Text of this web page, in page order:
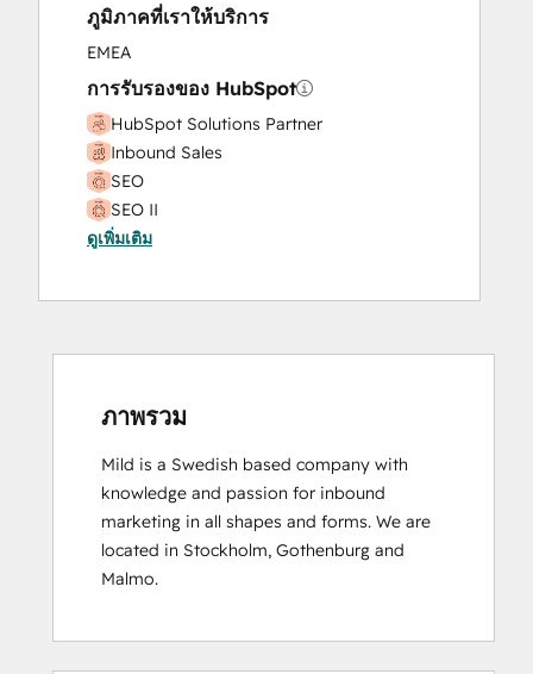
Social Media
Website Design
Website Development
Website Migration
ภูมิภาคที่เราให้บริการ
EMEA
การรับรองของ HubSpot
HubSpot Solutions Partner
Inbound Sales
SEO
SEO II
ดูเพิ่มเติม
ภาพรวม
Mild is a Swedish based company with
knowledge and passion for inbound
marketing in all shapes and forms. We are
located in Stockholm, Gothenburg and
Malmo.